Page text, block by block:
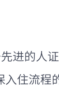
进的人
住流程